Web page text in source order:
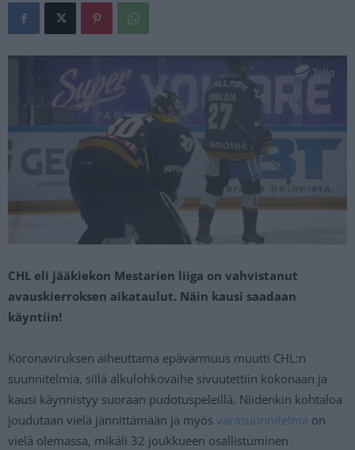
CHL eli jääkiekon Mestarien liiga on vahvistanut
avauskierroksen aikataulut. Näin kausi saadaan
käyntiin!
Koronaviruksen aiheuttama epävarmuus muutti CHL:n
suunnitelmia, sillä alkulohkovaihe sivuutettiin kokonaan ja
kausi käynnistyy suoraan pudotuspeleillä. Niidenkin kohtaloa
joudutaan vielä jännittämään ja myös varasuunnitelma on
vielä olemassa, mikäli 32 joukkueen osallistuminen